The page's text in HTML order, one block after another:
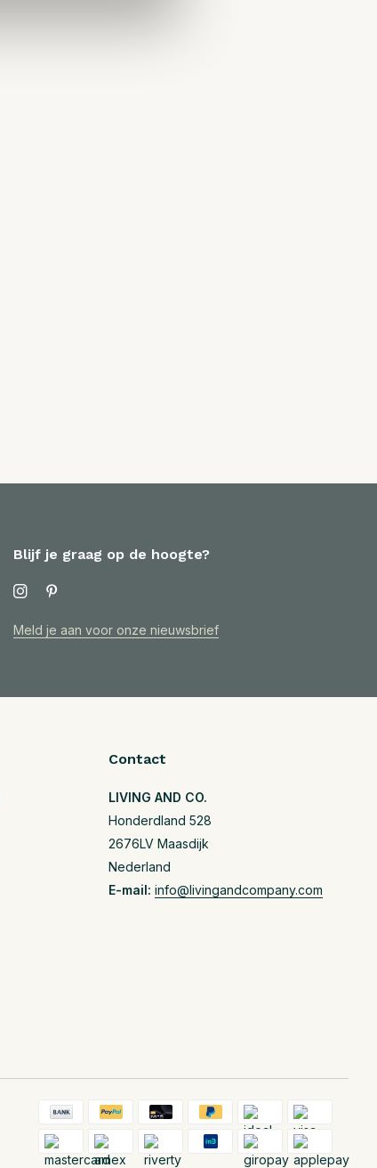
Blijf je graag op de hoogte?
Meld je aan voor onze nieuwsbrief
Contact
LIVING AND CO.
Honderdland 528
2676LV Maasdijk
Nederland
E-mail: info@livingandcompany.com